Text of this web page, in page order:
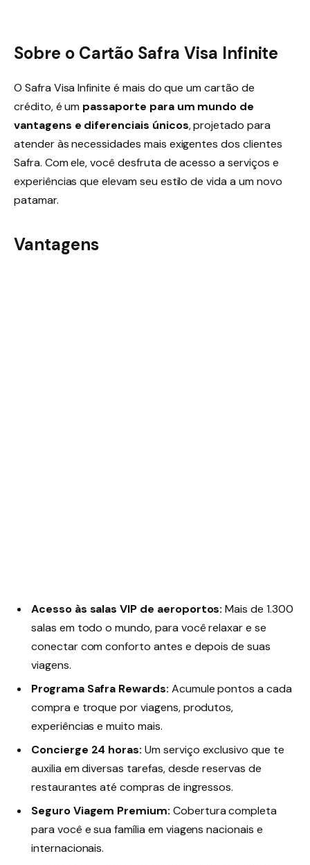
Sobre o Cartão Safra Visa Infinite
O Safra Visa Infinite é mais do que um cartão de
crédito, é um passaporte para um mundo de
vantagens e diferenciais únicos, projetado para
atender às necessidades mais exigentes dos clientes
Safra. Com ele, você desfruta de acesso a serviços e
experiências que elevam seu estilo de vida a um novo
patamar.
Vantagens
Acesso às salas VIP de aeroportos: Mais de 1.300
salas em todo o mundo, para você relaxar e se
conectar com conforto antes e depois de suas
viagens.
Programa Safra Rewards: Acumule pontos a cada
compra e troque por viagens, produtos,
experiências e muito mais.
Concierge 24 horas: Um serviço exclusivo que te
auxilia em diversas tarefas, desde reservas de
restaurantes até compras de ingressos.
Seguro Viagem Premium: Cobertura completa
para você e sua família em viagens nacionais e
internacionais.